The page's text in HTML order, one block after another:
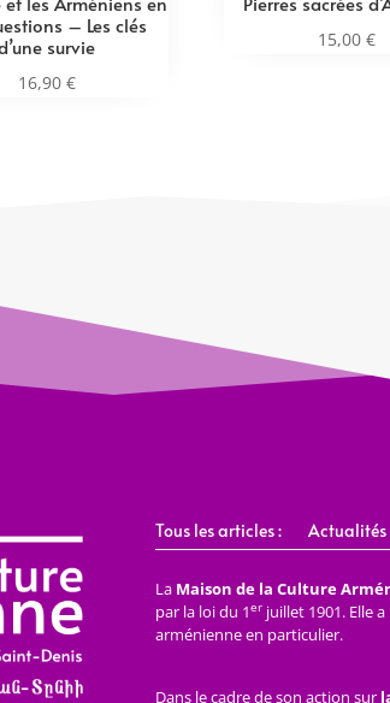
– Les clés
survie
16,90 €
15,00 €
Tous les articles : Actualités
La Maison de la Culture
par la loi du 1erjuillet 1901. Elle
arménienne en particulier.
Dans le cadre de son action sur